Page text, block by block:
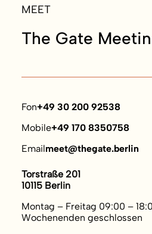
MEET
The Gate
Fon+49 30 200 92538
Mobile+49 170 8350758
Emailmeet@thegate.berlin
Torstraße 201
10115 Berlin
Montag – Freitag 09:00 –
Wochenenden geschlossen